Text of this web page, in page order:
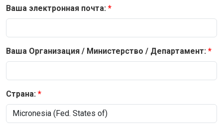
Ваша электронная почта:
Ваша Организация / Министерство / Департамент:
Страна: